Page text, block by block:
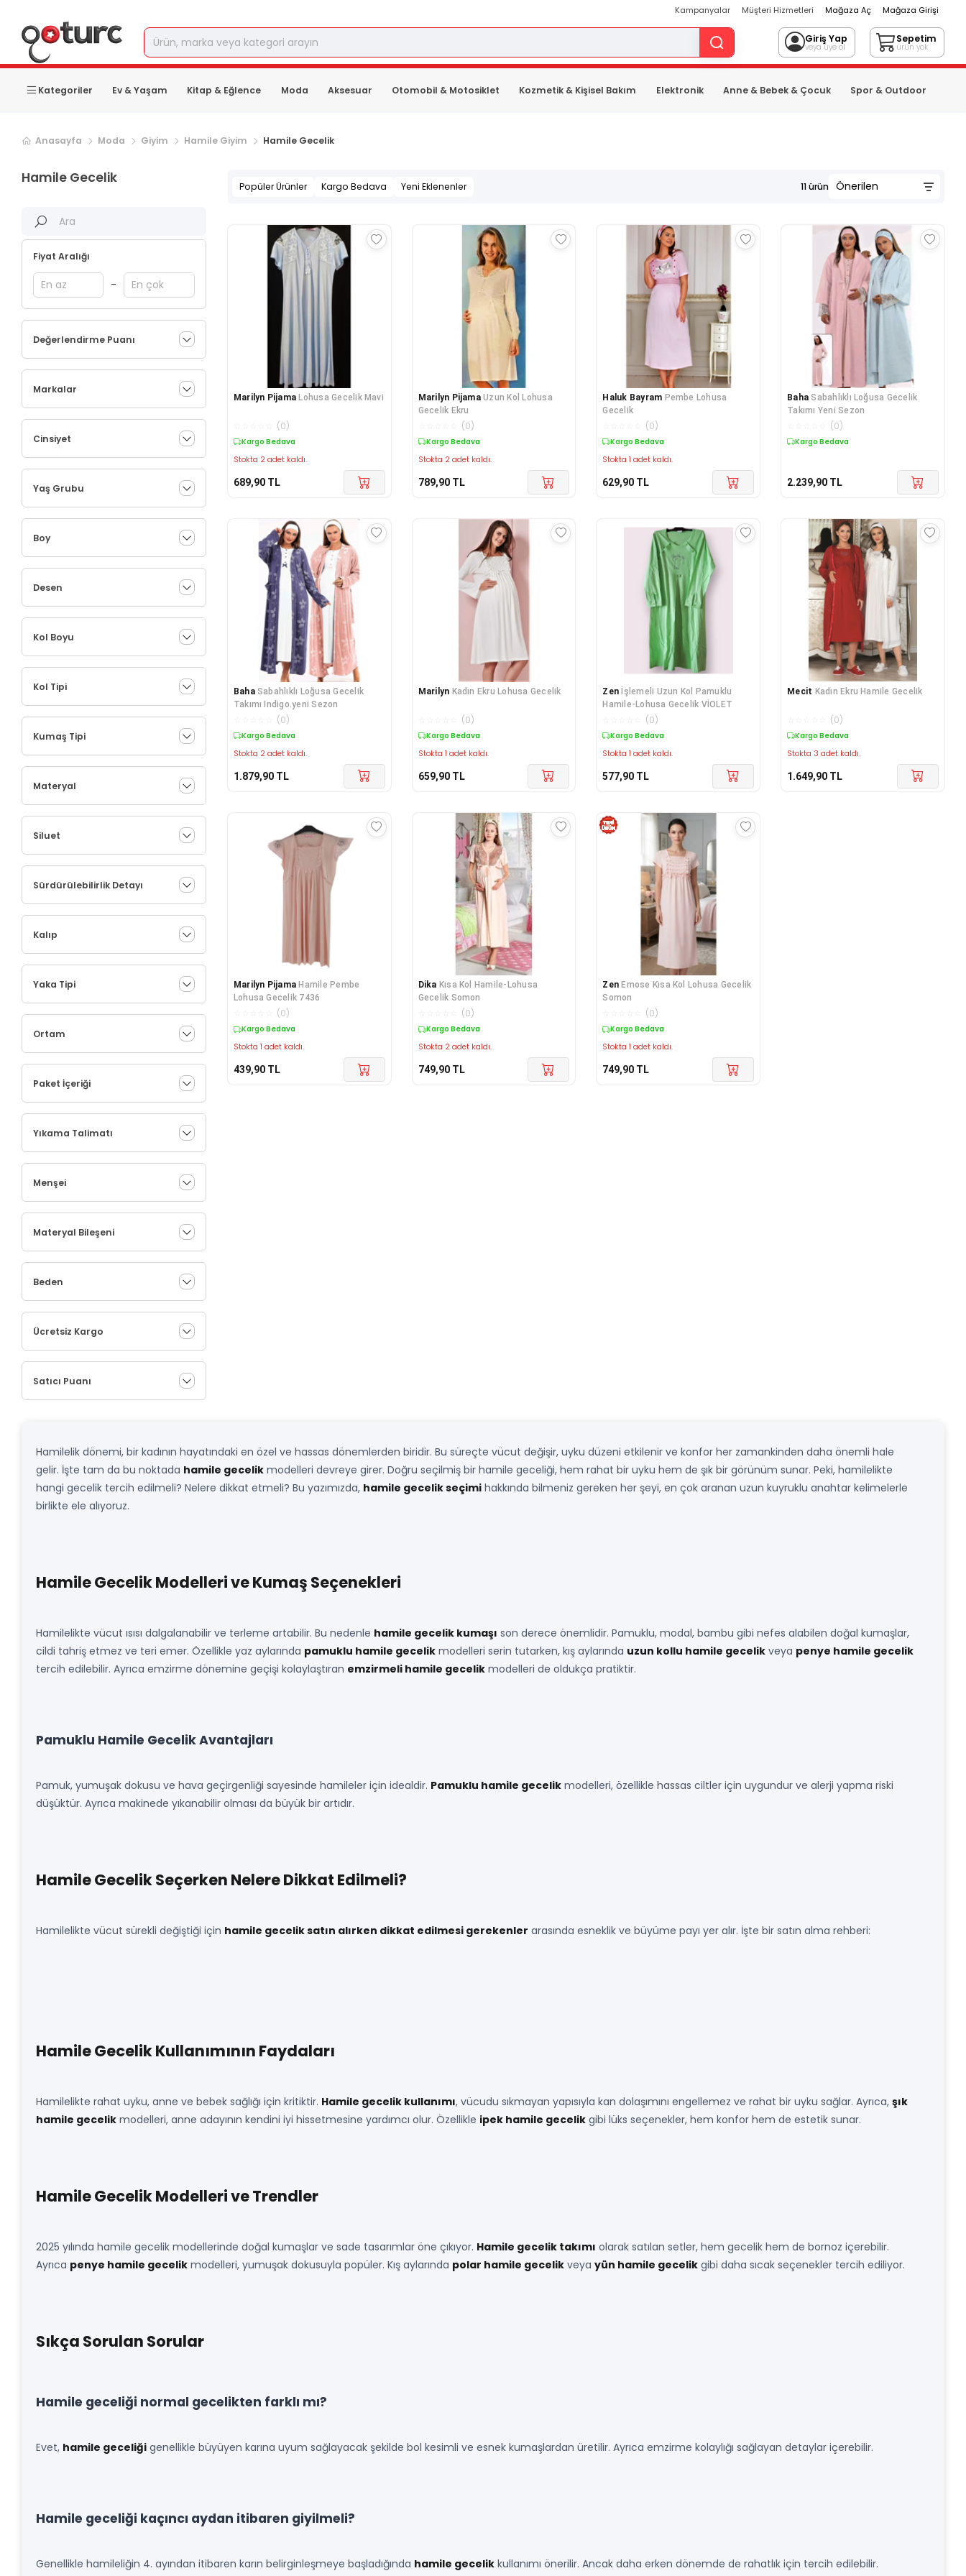
Kampanyalar Müşteri Hizmetleri Mağaza Aç Mağaza Girişi
Giriş Yap
veya üye ol
Sepetim
ürün yok
Kategoriler Ev & Yaşam Kitap & Eğlence Moda Aksesuar Otomobil & Motosiklet Kozmetik & Kişisel Bakım Elektronik Anne & Bebek & Çocuk Spor & Outdoor
Anasayfa Moda Giyim Hamile Giyim Hamile Gecelik
Hamile Gecelik
Fiyat Aralığı
-
Değerlendirme Puanı
Markalar
Cinsiyet
Yaş Grubu
Boy
Desen
Kol Boyu
Kol Tipi
Kumaş Tipi
Materyal
Siluet
Sürdürülebilirlik Detayı
Kalıp
Yaka Tipi
Ortam
Paket İçeriği
Yıkama Talimatı
Menşei
Materyal Bileşeni
Beden
Ücretsiz Kargo
Satıcı Puanı
Popüler Ürünler Kargo Bedava Yeni Eklenenler 11ürün
Marilyn Pijama Lohusa Gecelik Mavi
(0)
Kargo Bedava
Stokta 2 adet kaldı.
689,90 TL
Marilyn Pijama Uzun Kol Lohusa
Gecelik Ekru
(0)
Kargo Bedava
Stokta 2 adet kaldı.
789,90 TL
Haluk Bayram Pembe Lohusa
Gecelik
(0)
Kargo Bedava
Stokta 1 adet kaldı.
629,90 TL
Baha Sabahlıklı Loğusa Gecelik
Takımı Yeni Sezon
(0)
Kargo Bedava
2.239,90 TL
Baha Sabahlıklı Loğusa Gecelik
Takımı Indigo.yeni Sezon
(0)
Kargo Bedava
Stokta 2 adet kaldı.
1.879,90 TL
Marilyn Kadın Ekru Lohusa Gecelik
(0)
Kargo Bedava
Stokta 1 adet kaldı.
659,90 TL
Zen İşlemeli Uzun Kol Pamuklu
Hamile-Lohusa Gecelik VİOLET
(0)
Kargo Bedava
Stokta 1 adet kaldı.
577,90 TL
Mecit Kadın Ekru Hamile Gecelik
(0)
Kargo Bedava
Stokta 3 adet kaldı.
1.649,90 TL
Marilyn Pijama Hamile Pembe
Lohusa Gecelik 7436
(0)
Kargo Bedava
Stokta 1 adet kaldı.
439,90 TL
Dika Kısa Kol Hamile-Lohusa
Gecelik Somon
(0)
Kargo Bedava
Stokta 2 adet kaldı.
749,90 TL
Zen Emose Kısa Kol Lohusa Gecelik
Somon
(0)
Kargo Bedava
Stokta 1 adet kaldı.
749,90 TL
Hamilelik dönemi, bir kadının hayatındaki en özel ve hassas dönemlerden biridir. Bu süreçte vücut değişir, uyku düzeni etkilenir ve konfor her zamankinden daha önemli hale
gelir. İşte tam da bu noktada hamile gecelik modelleri devreye girer. Doğru seçilmiş bir hamile geceliği, hem rahat bir uyku hem de şık bir görünüm sunar. Peki, hamilelikte
hangi gecelik tercih edilmeli? Nelere dikkat etmeli? Bu yazımızda, hamile gecelik seçimi hakkında bilmeniz gereken her şeyi, en çok aranan uzun kuyruklu anahtar kelimelerle
birlikte ele alıyoruz.
Hamile Gecelik Modelleri ve Kumaş Seçenekleri
Hamilelikte vücut ısısı dalgalanabilir ve terleme artabilir. Bu nedenle hamile gecelik kumaşı son derece önemlidir. Pamuklu, modal, bambu gibi nefes alabilen doğal kumaşlar,
cildi tahriş etmez ve teri emer. Özellikle yaz aylarında pamuklu hamile gecelik modelleri serin tutarken, kış aylarında uzun kollu hamile gecelik veya penye hamile gecelik
tercih edilebilir. Ayrıca emzirme dönemine geçişi kolaylaştıran emzirmeli hamile gecelik modelleri de oldukça pratiktir.
Pamuklu Hamile Gecelik Avantajları
Pamuk, yumuşak dokusu ve hava geçirgenliği sayesinde hamileler için idealdir. Pamuklu hamile gecelik modelleri, özellikle hassas ciltler için uygundur ve alerji yapma riski
düşüktür. Ayrıca makinede yıkanabilir olması da büyük bir artıdır.
Hamile Gecelik Seçerken Nelere Dikkat Edilmeli?
Hamilelikte vücut sürekli değiştiği için hamile gecelik satın alırken dikkat edilmesi gerekenler arasında esneklik ve büyüme payı yer alır. İşte bir satın alma rehberi:
Hamile Gecelik Kullanımının Faydaları
Hamilelikte rahat uyku, anne ve bebek sağlığı için kritiktir. Hamile gecelik kullanımı, vücudu sıkmayan yapısıyla kan dolaşımını engellemez ve rahat bir uyku sağlar. Ayrıca, şık
hamile gecelik modelleri, anne adayının kendini iyi hissetmesine yardımcı olur. Özellikle ipek hamile gecelik gibi lüks seçenekler, hem konfor hem de estetik sunar.
Hamile Gecelik Modelleri ve Trendler
2025 yılında hamile gecelik modellerinde doğal kumaşlar ve sade tasarımlar öne çıkıyor. Hamile gecelik takımı olarak satılan setler, hem gecelik hem de bornoz içerebilir.
Ayrıca penye hamile gecelik modelleri, yumuşak dokusuyla popüler. Kış aylarında polar hamile gecelik veya yün hamile gecelik gibi daha sıcak seçenekler tercih ediliyor.
Sıkça Sorulan Sorular
Hamile geceliği normal gecelikten farklı mı?
Evet, hamile geceliği genellikle büyüyen karına uyum sağlayacak şekilde bol kesimli ve esnek kumaşlardan üretilir. Ayrıca emzirme kolaylığı sağlayan detaylar içerebilir.
Hamile geceliği kaçıncı aydan itibaren giyilmeli?
Genellikle hamileliğin 4. ayından itibaren karın belirginleşmeye başladığında hamile gecelik kullanımı önerilir. Ancak daha erken dönemde de rahatlık için tercih edilebilir.